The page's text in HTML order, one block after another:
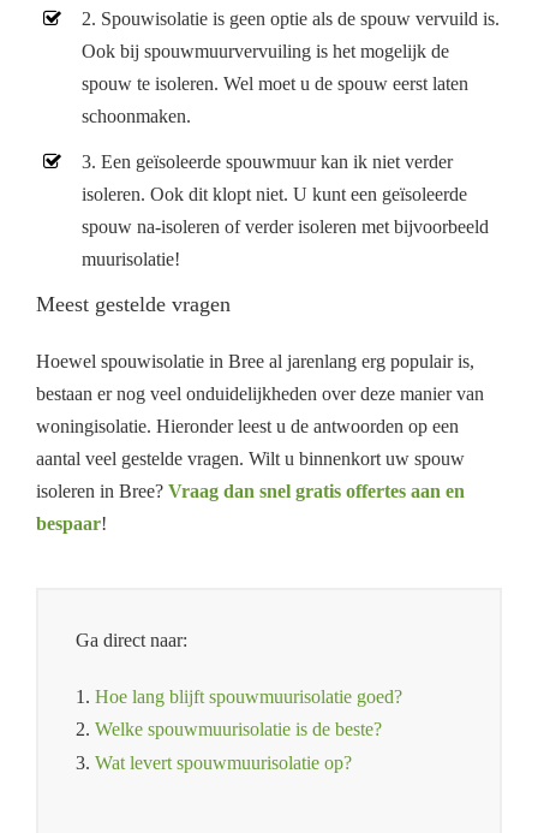
2. Spouwisolatie is geen optie als de spouw vervuild is.
Ook bij spouwmuurvervuiling is het mogelijk de
spouw te isoleren. Wel moet u de spouw eerst laten
schoonmaken.
3. Een geïsoleerde spouwmuur kan ik niet verder
isoleren. Ook dit klopt niet. U kunt een geïsoleerde
spouw na-isoleren of verder isoleren met bijvoorbeeld
muurisolatie!
Meest gestelde vragen
Hoewel spouwisolatie in Bree al jarenlang erg populair is,
bestaan er nog veel onduidelijkheden over deze manier van
woningisolatie. Hieronder leest u de antwoorden op een
aantal veel gestelde vragen. Wilt u binnenkort uw spouw
isoleren in Bree? Vraag dan snel gratis offertes aan en
bespaar!
Ga direct naar:
1. Hoe lang blijft spouwmuurisolatie goed?
2. Welke spouwmuurisolatie is de beste?
3. Wat levert spouwmuurisolatie op?